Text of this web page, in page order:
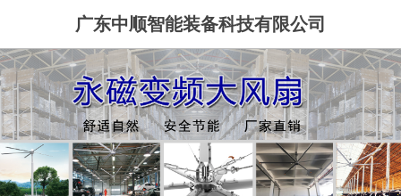
广东中顺智能装备科技有限公司